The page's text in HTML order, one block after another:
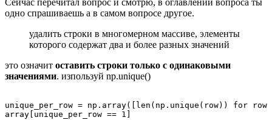
Сейчас перечитал вопрос и смотрю, в оглавлении вопроса ты
одно спрашиваешь а в самом вопросе другое.
удалить строки в многомерном массиве, элементы
которого содержат два и более разных значений
это означит оставить строки только с одинаковыми
значениями. изпользуй np.unique()
unique_per_row = np.array([len(np.unique(row)) for
array[unique_per_row == 1]